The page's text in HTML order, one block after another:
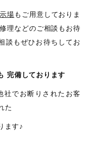
場もご用意しておりま
理などのご相談もお待
談もぜひお待ちしてお
完備しております
社でお断りされたお客
た
ます♪